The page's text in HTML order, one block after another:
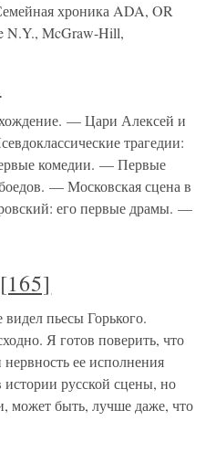
хроника ADA, OR
N.Y., McGraw-Hill,
— Цари Алексей и
трагедии:
комедии. — Первые
— Московская сцена в
его первые драмы. —
пьесы Горького.
Я готов поверить, что
нервность ее исполнения
русской сцены, но
может быть, лучше даже, что